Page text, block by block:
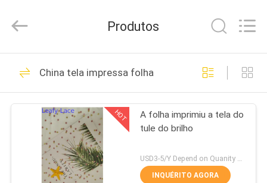
CASA
PRODUTOS
QUEM
SOMOS
Textiles
Rights
Tela bordada do
laço
280
Produtos
China tela impressa folha
HOT
A folha imprimiu a tela do
tule do brilho
USD3-5/Y Depend on Quanity MOQ:10yards
INQUÉRITO AGORA